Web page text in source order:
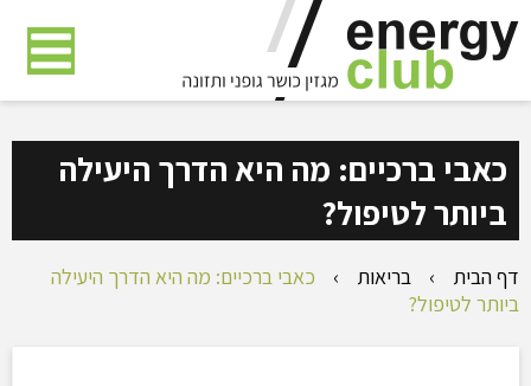
דלג
לתוכן
כאבי ברכיים: מה היא הדרך היעילה
ביותר לטיפול?
דף הבית › בריאות ›
כאבי ברכיים: מה היא הדרך היעילה
ביותר לטיפול?